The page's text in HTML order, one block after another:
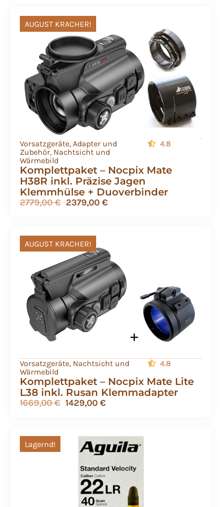
Komplettpaket – Nocpix Mate
H38R inkl. Präzise Jagen
Klemmhülse + Duoverbinder
Vorsatzgeräte, Adapter und
Zubehör, Nachtsicht und
Wärmebild
4.8
AUGUST KRACHER!
2779,00€ 2379,00 €
Komplettpaket – Nocpix Mate Lite
L38 inkl. Rusan Klemmadapter
Vorsatzgeräte, Nachtsicht und
Wärmebild
4.8
AUGUST KRACHER!
1669,00€ 1429,00 €
Lagernd!